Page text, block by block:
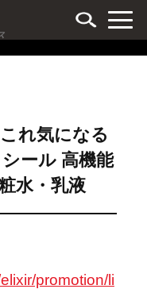
れ気になる
ール 高機能
水・乳液
promotion/li